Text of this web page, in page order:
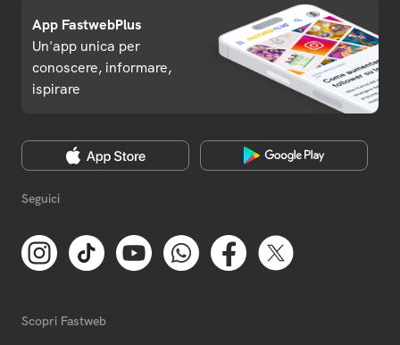
App FastwebPlus
Un'app unica per
conoscere, informare,
ispirare
Seguici
Scopri Fastweb